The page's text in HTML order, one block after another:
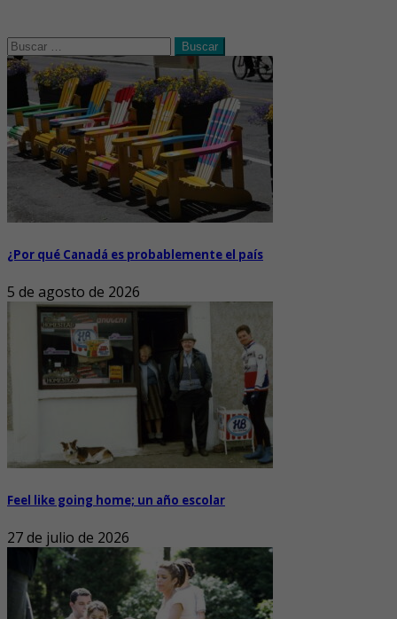
Buscar:
¿Por qué Canadá es probablemente el país
5 de agosto de 2026
Feel like going home; un año escolar
27 de julio de 2026